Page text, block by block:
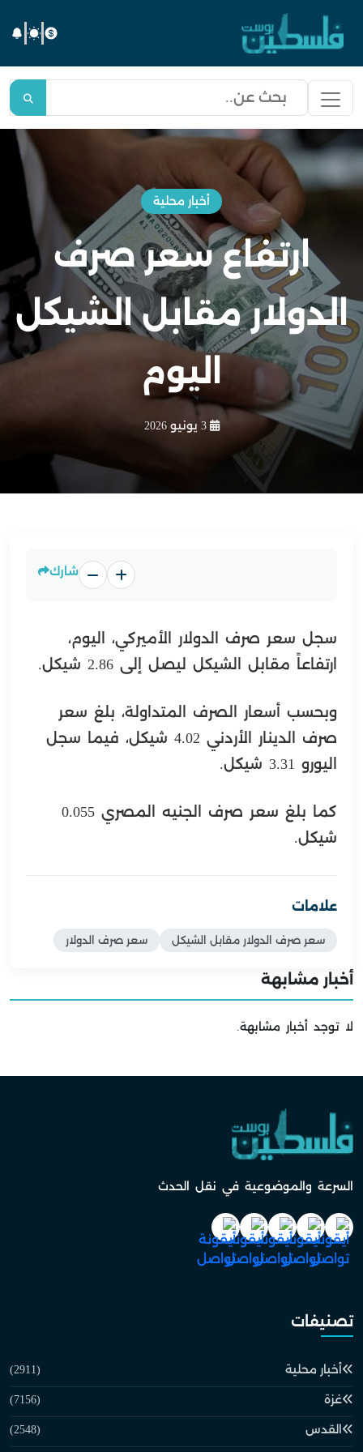
أخبار محلية
ارتفاع سعر صرف
الدولار مقابل الشيكل
اليوم
3 يونيو 2026
شارك
سجل سعر صرف الدولار الأميركي، اليوم،
ارتفاعاً مقابل الشيكل ليصل إلى 2.86 شيكل.
وبحسب أسعار الصرف المتداولة، بلغ سعر
صرف الدينار الأردني 4.02 شيكل، فيما سجل
اليورو 3.31 شيكل.
كما بلغ سعر صرف الجنيه المصري 0.055
شيكل.
علامات
سعر صرف الدولار مقابل الشيكل سعر صرف الدولار
أخبار مشابهة
لا توجد أخبار مشابهة.
السرعة والموضوعية في نقل الحدث
تصنيفات
أخبار محلية (2911)
غزة (7156)
القدس (2548)